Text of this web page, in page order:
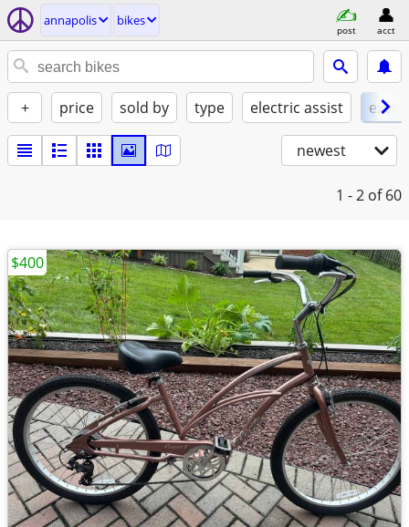
annapolis bikes
post acct
+ price sold by type electric assist
newest
1 - 2 of 60
$400